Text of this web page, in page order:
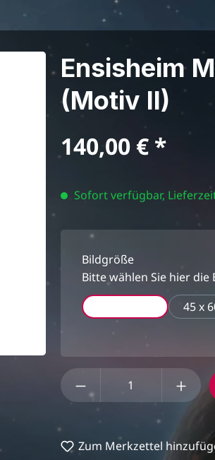
Ensisheim
(Motiv II)
Regulärer Preis:
140,00 €
Sofort verfügbar,
Bildgröße
Bitte wählen Sie hier die
45 x
Produkt Anzahl:
Zum Merkzettel